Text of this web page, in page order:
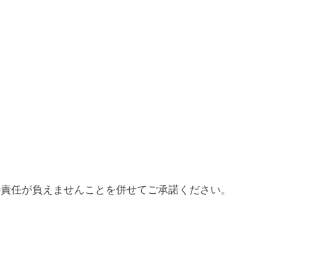
任が負えませんことを併せてご承諾ください。